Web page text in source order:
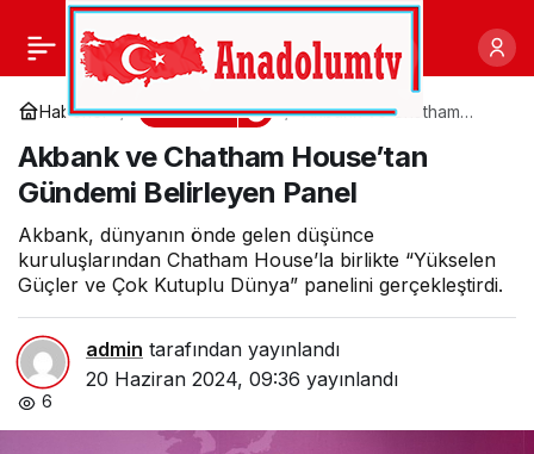
Haberler Ekonomi
Akbank ve Chatham
Belirleyen Panel
Akbank ve Chatham House’tan
Gündemi Belirleyen Panel
Akbank, dünyanın önde gelen düşünce
kuruluşlarından Chatham House’la birlikte “Yükselen
Güçler ve Çok Kutuplu Dünya” panelini gerçekleştirdi.
admin tarafından yayınlandı
20 Haziran 2024, 09:36 yayınlandı
6
Otomotivde 40 Milyar
Euro’luk ATR
International’a Türk
İmzası
Paylaş